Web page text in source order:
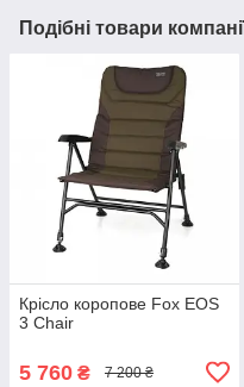
Подібні товари
Крісло коропове Fox EOS
3 Chair
5 760 ₴ 7 200 ₴